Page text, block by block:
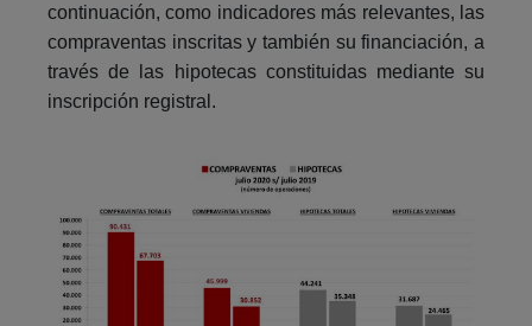
continuación, como indicadores más relevantes, las
compraventas inscritas y también su financiación, a
través de las hipotecas constituidas mediante su
inscripción registral.